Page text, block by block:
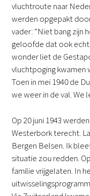
vluchtroute naar
werden opgepakt
vader: “Niet bang zijn
geloofde dat ook
wonder liet de
vluchtpoging kwamen
Toen in mei 1940 de
we weer in de val. We
Op 20 juni 1943
Westerbork terecht.
Bergen Belsen. Ik
situatie zou redden.
familie vrijgelaten. In